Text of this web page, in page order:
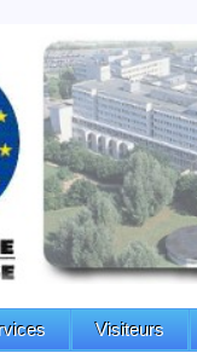
Visiteurs